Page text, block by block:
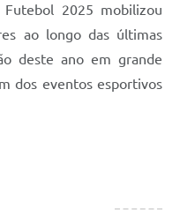
2025 mobilizou
ao longo das últimas
deste ano em grande
dos eventos esportivos